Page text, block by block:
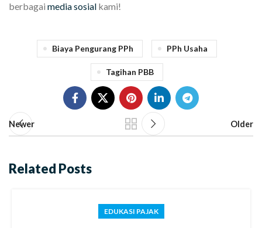
berbagai media sosial kami!
Biaya Pengurang PPh PPh Usaha
Tagihan PBB
Newer Older
Related Posts
EDUKASI PAJAK